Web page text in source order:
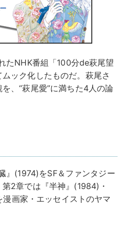
たNHK番組「100分de萩尾望
ック化したものだ。萩尾さ
、“萩尾愛”に満ちた4人の論
』(1974)をSF＆ファンタジー
2章では『半神』(1984)・
漫画家・エッセイストのヤマ